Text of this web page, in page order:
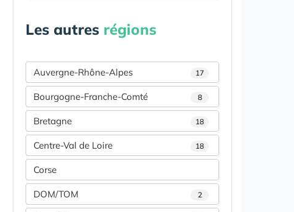
Les autres régions
Auvergne-Rhône-Alpes 17
Bourgogne-Franche-Comté 8
Bretagne 18
Centre-Val de Loire 18
Corse
DOM/TOM 2